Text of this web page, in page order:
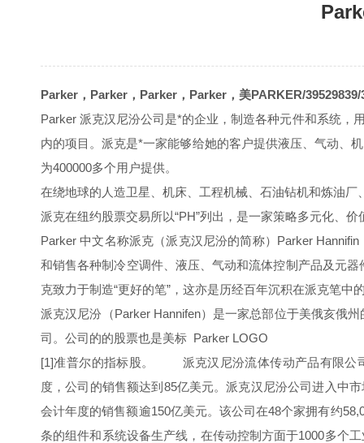
Parker，Parker，Parker，Parker，美PARKER/39529839/
Parker 派克汉尼汾公司是*的企业，制造各种元件和系统，
内的项目。派克是*一家能够给她的客户提供液压、气动、
为400000多个用户提供。
在绕地球的人造卫星、机床、工程机械、石油钻机和炼油
派克在纽约股票交易所以“PH”列出，是一家策略多元化、
Parker 中文名称派克（派克汉尼汾的简称）Parker
和销售各种制冷空调件、液压、气动和流体控制产品及元
克致力于制造“更好的笔”，这亦是历经百年沉积在派克笔中
派克汉尼汾（Parker Hannifen）是一家总部位于美俄亥俄
司。公司的的股票也是美标 Parker LOGO
[1]准普尔的指标股。 派克汉尼汾流体传动产品有限公司
度，公司的销售额达到85亿美元。派克汉尼汾公司进入中
会计年度的销售额逾150亿美元。该公司在48个家拥有约
条的组件和系统设备生产线，在传动控制方面于1000多个